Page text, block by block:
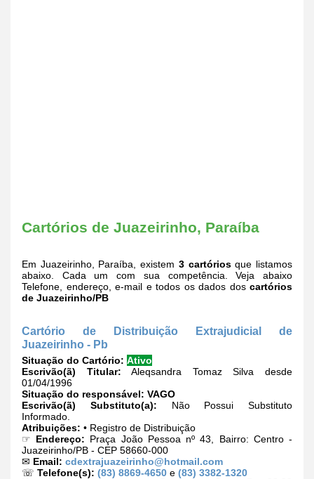
Cartórios de Juazeirinho, Paraíba
Em Juazeirinho, Paraíba, existem 3 cartóriosque listamos
abaixo. Cada um com sua competência. Veja abaixo
Telefone, endereço, e-mail e todos os dados dos cartórios
de Juazeirinho/PB
Cartório de Distribuição Extrajudicial de
Juazeirinho - Pb
Situação do Cartório: Ativo
Escrivão(ã) Titular: Aleqsandra Tomaz Silva desde
01/04/1996
Situação do responsável: VAGO
Escrivão(ã) Substituto(a): Não Possui Substituto
Informado.
Atribuições: • Registro de Distribuição
☞ Endereço: Praça João Pessoa nº 43, Bairro: Centro -
Juazeirinho/PB - CEP 58660-000
✉ Email: cdextrajuazeirinho@hotmail.com
☏ Telefone(s): (83) 8869-4650 e (83) 3382-1320